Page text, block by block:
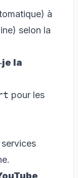
à
selon la
la
pour les